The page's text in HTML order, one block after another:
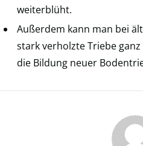
weiterblüht.
Außerdem kann man bei
stark verholzte Triebe
die Bildung neuer